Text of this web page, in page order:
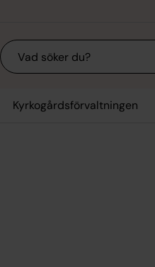
Sök
Kyrkogårdsförvaltningen